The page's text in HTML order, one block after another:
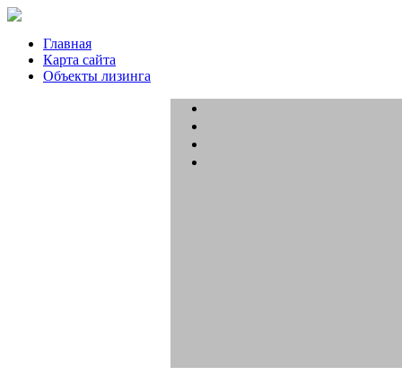
Главная
Карта сайта
Объекты лизинга